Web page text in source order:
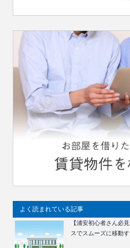
よく読まれている記事
【浦安初心者さん必
スでスムーズに移動